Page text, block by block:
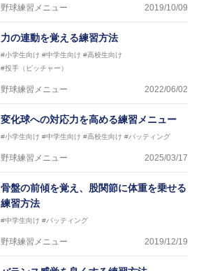
野球練習メニュー 2019/10/09
力の連動を覚える練習方法
#小学生向け #中学生向け #高校生向け
#投手（ピッチャー）
野球練習メニュー 2022/06/02
変化球への対応力を高める練習メニュー
#小学生向け #中学生向け #高校生向け #バッティング
野球練習メニュー 2025/03/17
骨盤の前傾を覚え、股関節に体重を乗せる
練習方法
#中学生向け #バッティング
野球練習メニュー 2019/12/19